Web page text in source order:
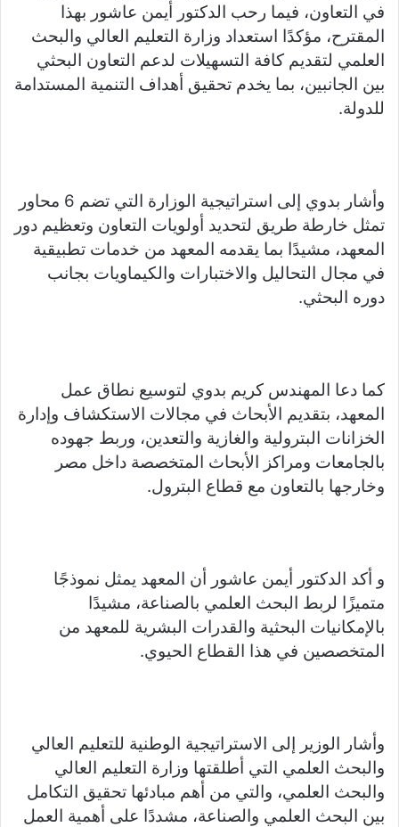
في التعاون، فيما رحب الدكتور أيمن عاشور بهذا
المقترح، مؤكدًا استعداد وزارة التعليم العالي والبحث
العلمي لتقديم كافة التسهيلات لدعم التعاون البحثي
بين الجانبين، بما يخدم تحقيق أهداف التنمية المستدامة
للدولة.
وأشار بدوي إلى استراتيجية الوزارة التي تضم 6 محاور
تمثل خارطة طريق لتحديد أولويات التعاون وتعظيم دور
المعهد، مشيدًا بما يقدمه المعهد من خدمات تطبيقية
في مجال التحاليل والاختبارات والكيماويات بجانب
دوره البحثي.
كما دعا المهندس كريم بدوي لتوسيع نطاق عمل
المعهد، بتقديم الأبحاث في مجالات الاستكشاف وإدارة
الخزانات البترولية والغازية والتعدين، وربط جهوده
بالجامعات ومراكز الأبحاث المتخصصة داخل مصر
وخارجها بالتعاون مع قطاع البترول.
و أكد الدكتور أيمن عاشور أن المعهد يمثل نموذجًا
متميزًا لربط البحث العلمي بالصناعة، مشيدًا
بالإمكانيات البحثية والقدرات البشرية للمعهد من
المتخصصين في هذا القطاع الحيوي.
وأشار الوزير إلى الاستراتيجية الوطنية للتعليم العالي
والبحث العلمي التي أطلقتها وزارة التعليم العالي
والبحث العلمي، والتي من أهم مبادئها تحقيق التكامل
بين البحث العلمي والصناعة، مشددًا على أهمية العمل